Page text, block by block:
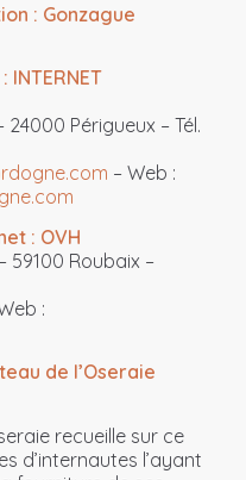
: Gonzague
Périgueux – Tél.
– Web :
: OVH
59100 Roubaix –
:
de l’Oseraie
recueille sur ce
d’internautes l’ayant